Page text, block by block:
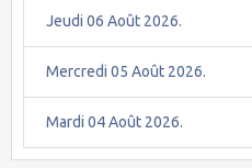
Jeudi 06 Août 2026.
Mercredi 05 Août 2026.
Mardi 04 Août 2026.